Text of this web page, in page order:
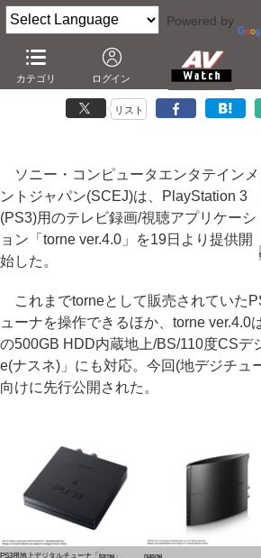
Powered by
カテゴリ ログイン
SCE、テレビ録画/視聴アプリ「torne 4.0」
－nasne対応。ライブ機能強化やVita用画質向
リスト
ソニー・コンピュータエンタテインメ
ントジャパン(SCEJ)は、PlayStation 3
(PS3)用のテレビ録画/視聴アプリケーシ
ョン「torne ver.4.0」を19日より提供開
始した。
これまでtorneとして販売されていた
ューナを操作できるほか、torne ver.4.0
の500GB HDD内蔵地上/BS/110度CSデ
e(ナスネ)」にも対応。今回(地デジチュ
向けに先行公開された。
PS3用地上デジタルチューナ「torne」 nasne